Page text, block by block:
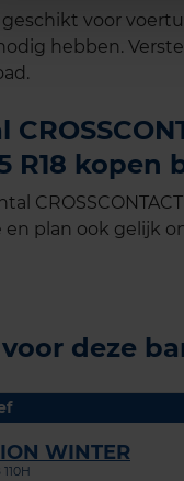
geschikt voor
hebben.
R18 kopen
plan ook gelijk
deze
WINTER